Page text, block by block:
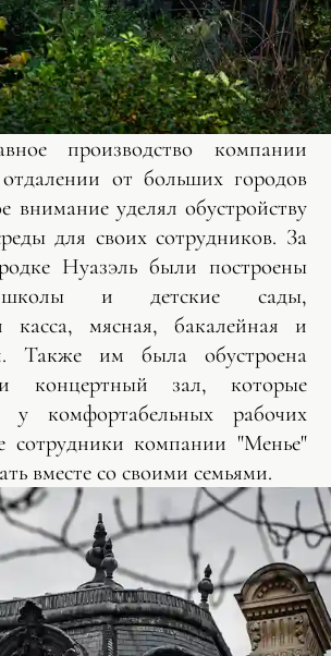
производство компании
от больших городов
внимание уделял обустройству
для своих сотрудников. За
Нуазэль были построены
школы и детские сады,
касса, мясная, бакалейная и
Также им была обустроена
концертный зал, которые
у комфортабельных рабочих
сотрудники компании "Менье"
вместе со своими семьями.